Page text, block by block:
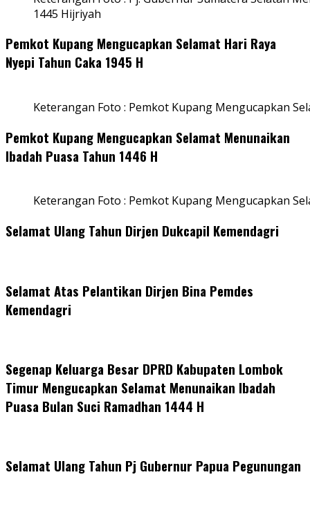
1445 Hijriyah
Pemkot Kupang Mengucapkan Selamat Hari Raya
Nyepi Tahun Caka 1945 H
Keterangan Foto : Pemkot Kupang Mengucapkan
Pemkot Kupang Mengucapkan Selamat Menunaikan
Ibadah Puasa Tahun 1446 H
Keterangan Foto : Pemkot Kupang Mengucapkan
Selamat Ulang Tahun Dirjen Dukcapil Kemendagri
Selamat Atas Pelantikan Dirjen Bina Pemdes
Kemendagri
Segenap Keluarga Besar DPRD Kabupaten Lombok
Timur Mengucapkan Selamat Menunaikan Ibadah
Puasa Bulan Suci Ramadhan 1444 H
Selamat Ulang Tahun Pj Gubernur Papua Pegunungan